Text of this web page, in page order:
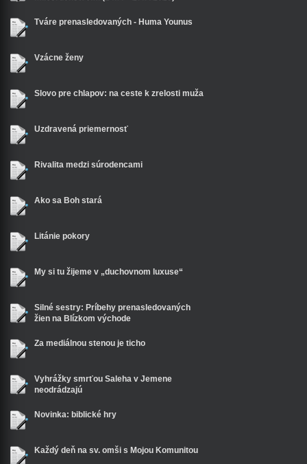
Tváre prenasledovaných - Huma Younus
Vzácne ženy
Slovo pre chlapov: na ceste k zrelosti muža
Uzdravená priemernosť
Rivalita medzi súrodencami
Ako sa Boh stará
Litánie pokory
My si tu žijeme v „duchovnom luxuse“
Silné sestry: Príbehy prenasledovaných
žien na Blízkom východe
Za mediálnou stenou je ticho
Vyhrážky smrťou Saleha v Jemene
neodrádzajú
Novinka: biblické hry
Každý deň na sv. omši s Mojou Komunitou